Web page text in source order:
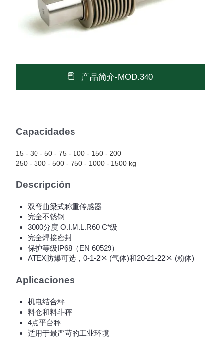
产品简介-MOD.340
Capacidades
15 - 30 - 50 - 75 - 100 - 150 - 200
250 - 300 - 500 - 750 - 1000 - 1500 kg
Descripción
双弯曲梁式称重传感器
完全不锈钢
3000分度 O.I.M.L.R60 C*级
完全焊接密封
保护等级IP68（EN 60529）
ATEX防爆可选，0-1-2区 (气体)和20-21-22区 (粉体)
Aplicaciones
机电结合秤
料仓和料斗秤
4点平台秤
适用于最严苛的工业环境